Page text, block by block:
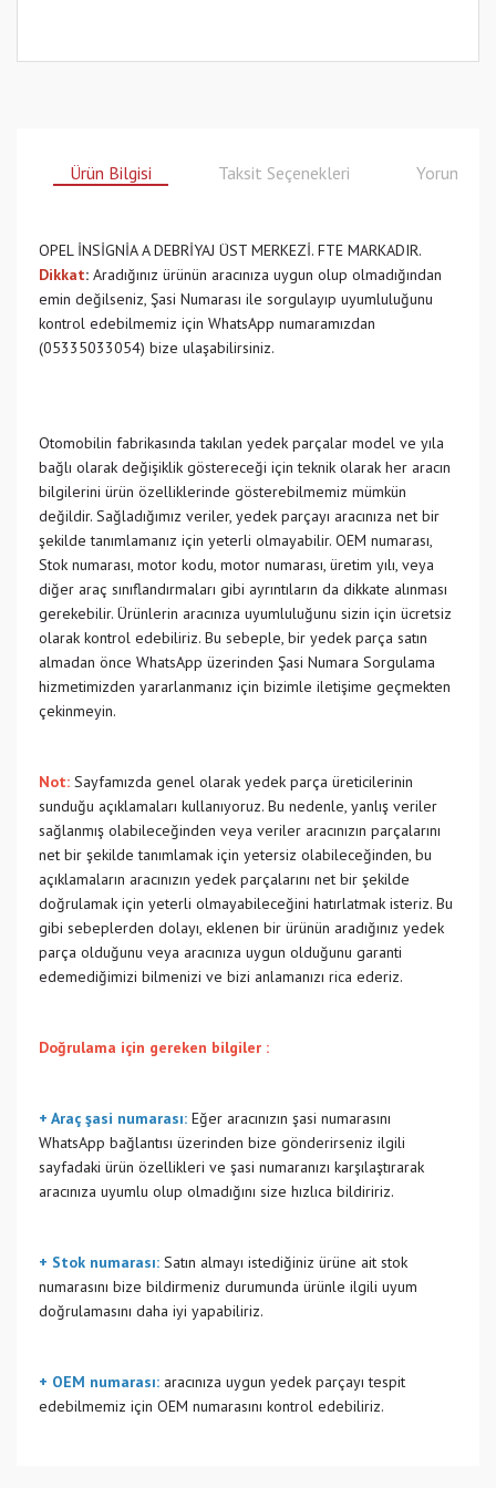
Ürün Bilgisi Taksit Seçenekleri Yorumlar
OPEL İNSİGNİA A DEBRİYAJ ÜST MERKEZİ. FTE MARKADIR.
Dikkat: Aradığınız ürünün aracınıza uygun olup olmadığından
emin değilseniz, Şasi Numarası ile sorgulayıp uyumluluğunu
kontrol edebilmemiz için WhatsApp numaramızdan
(05335033054) bize ulaşabilirsiniz.
Otomobilin fabrikasında takılan yedek parçalar model ve yıla
bağlı olarak değişiklik göstereceği için teknik olarak her aracın
bilgilerini ürün özelliklerinde gösterebilmemiz mümkün
değildir. Sağladığımız veriler, yedek parçayı aracınıza net bir
şekilde tanımlamanız için yeterli olmayabilir. OEM numarası,
Stok numarası, motor kodu, motor numarası, üretim yılı, veya
diğer araç sınıflandırmaları gibi ayrıntıların da dikkate alınması
gerekebilir. Ürünlerin aracınıza uyumluluğunu sizin için ücretsiz
olarak kontrol edebiliriz. Bu sebeple, bir yedek parça satın
almadan önce WhatsApp üzerinden Şasi Numara Sorgulama
hizmetimizden yararlanmanız için bizimle iletişime geçmekten
çekinmeyin.
Not: Sayfamızda genel olarak yedek parça üreticilerinin
sunduğu açıklamaları kullanıyoruz. Bu nedenle, yanlış veriler
sağlanmış olabileceğinden veya veriler aracınızın parçalarını
net bir şekilde tanımlamak için yetersiz olabileceğinden, bu
açıklamaların aracınızın yedek parçalarını net bir şekilde
doğrulamak için yeterli olmayabileceğini hatırlatmak isteriz. Bu
gibi sebeplerden dolayı, eklenen bir ürünün aradığınız yedek
parça olduğunu veya aracınıza uygun olduğunu garanti
edemediğimizi bilmenizi ve bizi anlamanızı rica ederiz.
Doğrulama için gereken bilgiler :
+ Araç şasi numarası: Eğer aracınızın şasi numarasını
WhatsApp bağlantısı üzerinden bize gönderirseniz ilgili
sayfadaki ürün özellikleri ve şasi numaranızı karşılaştırarak
aracınıza uyumlu olup olmadığını size hızlıca bildiririz.
+ Stok numarası: Satın almayı istediğiniz ürüne ait stok
numarasını bize bildirmeniz durumunda ürünle ilgili uyum
doğrulamasını daha iyi yapabiliriz.
+ OEM numarası: aracınıza uygun yedek parçayı tespit
edebilmemiz için OEM numarasını kontrol edebiliriz.